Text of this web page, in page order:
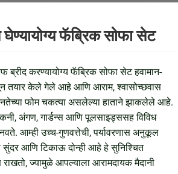
फॅब्रिक सोफा सेट
करण्यायोग्य फॅब्रिक सोफा सेट हवामान-
तयार केले गेले आहे आणि आराम, श्वासोच्छवास
फोम चकत्या असलेल्या हाताने झाकलेले आहे.
अंगण, गार्डन्स आणि पूलसाइड्ससह विविध
आम्ही उच्च-गुणवत्तेची, पर्यावरणास अनुकूल
सुंदर आणि टिकाऊ दोन्ही आहे हे सुनिश्चित
राखतो, ज्यामुळे आपल्याला आरामदायक मैदानी